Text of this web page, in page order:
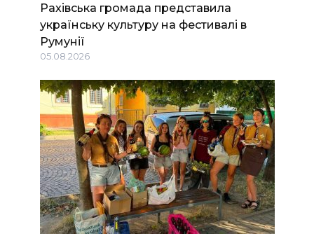
Рахівська громада представила
українську культуру на фестивалі в
Румунії
05.08.2026